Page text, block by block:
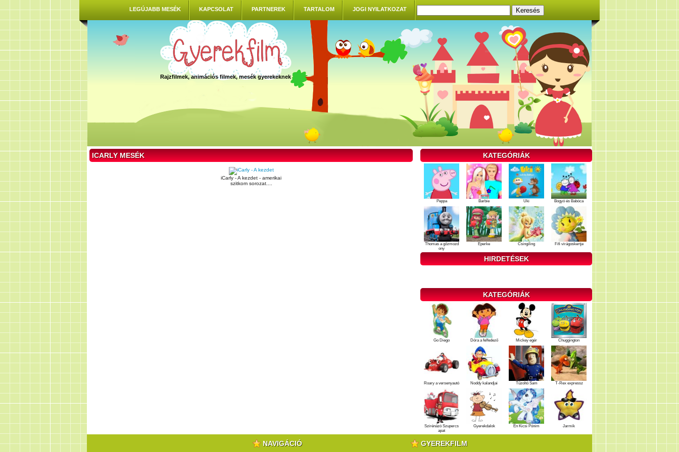
LEGÚJABB MESÉK KAPCSOLAT PARTNEREK TARTALOM JOGI NYILATKOZAT
Rajzfilmek, animációs filmek, mesék gyerekeknek
ICARLY MESÉK
iCarly - A kezdet - amerikai
szitkom sorozat....
KATEGÓRIÁK
Peppa Barbie Uki Bogyó és Babóca
Thomas a gőzmozd
ony
Eperke Csingiling Fifi virágoskertje
HIRDETÉSEK
KATEGÓRIÁK
Go Diego Dóra a felfedező Mickey egér Chuggington
Roary a versenyautó Noddy kalandjai Tűzoltó Sam T-Rex expressz
Szirénázó Szupercs
apat
Gyerekdalok Én Kicsi Pónim Jarmik
NAVIGÁCIÓ GYEREKFILM